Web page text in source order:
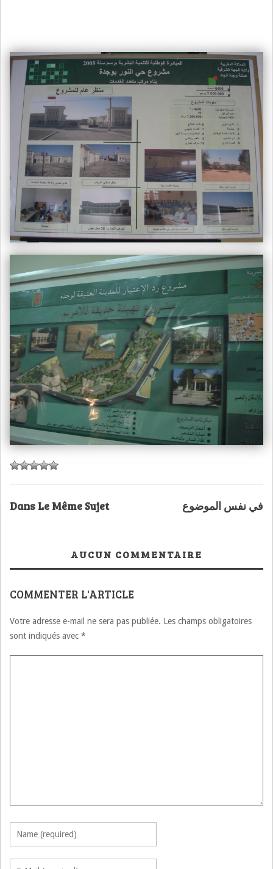
Dans Le Même Sujet في نفس الموضوع
AUCUN COMMENTAIRE
COMMENTER L'ARTICLE
Votre adresse e-mail ne sera pas publiée. Les champs obligatoires
sont indiqués avec *